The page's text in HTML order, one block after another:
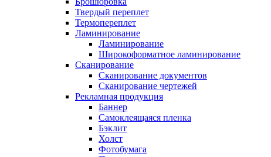
Твердый переплет
Термопереплет
Ламинирование
Ламинирование
Широкоформатное ламинирование
Сканирование
Сканирование документов
Сканирование чертежей
Рекламная продукция
Баннер
Самоклеящаяся пленка
Бэклит
Холст
Фотобумага